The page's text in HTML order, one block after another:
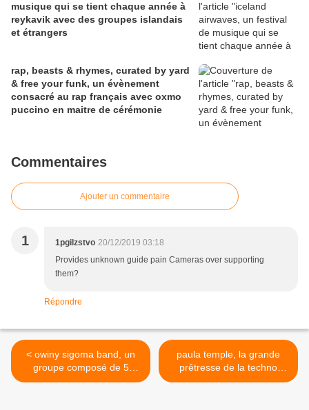
musique qui se tient chaque année à
reykavik avec des groupes islandais
et étrangers
rap, beasts & rhymes, curated by yard
& free your funk, un évènement
consacré au rap français avec oxmo
puccino en maitre de cérémonie
Commentaires
Ajouter un commentaire
1 1pgilzstvo 20/12/2019 03:18
Provides unknown guide pain Cameras over supporting
them?
Répondre
< owiny sigoma band, un
groupe composé de 5
musiciens londoniens pour
paula temple, la grande
prêtresse de la techno
originaire de manchester